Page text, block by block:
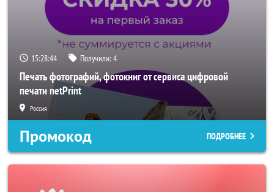
15:28:42 Получили:4
Печать фотографий, фотокниг от сервиса цифровой
печати netPrint
Россия
Промокод ПОДРОБНЕЕ